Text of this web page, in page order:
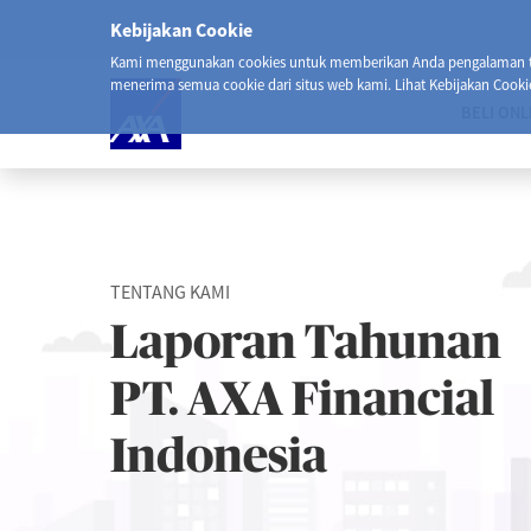
Kebijakan Cookie
Kami menggunakan cookies untuk memberikan Anda
menerima semua cookie dari situs web kami. Lihat Kebijakan
TENTANG KAMI
Laporan Tahunan
PT. AXA Financial
Indonesia